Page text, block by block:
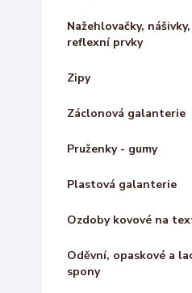
Nažehlovačky,
reflexní prvky
Zipy
Záclonová galanterie
Pruženky - gumy
Plastová galanterie
Ozdoby kovové na
Oděvní, opaskové a
spony